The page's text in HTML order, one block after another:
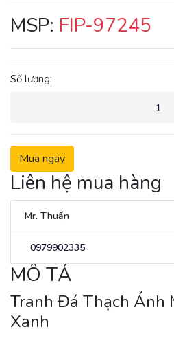
MSP: FIP-97245
Số lượng:
Mua ngay
Liên hệ mua hàng
Mr. Thuấn
0979902335
MÔ TẢ
Tranh Đá Thạch Ánh
Xanh